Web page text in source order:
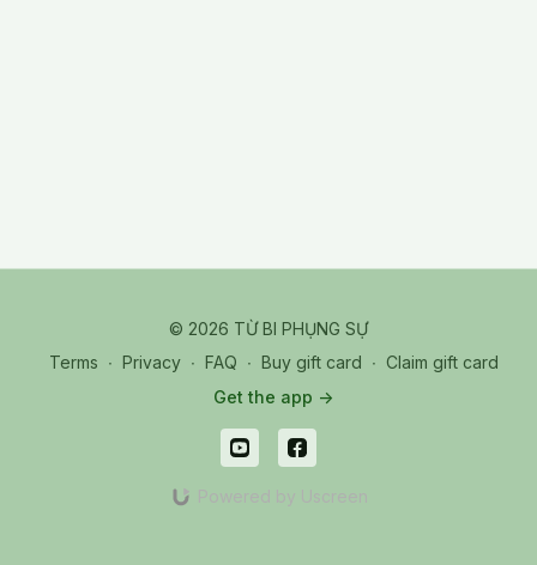
© 2026 TỪ BI PHỤNG SỰ
Terms ∙ Privacy ∙ FAQ ∙ Buy gift card ∙ Claim gift card
Get the app ->
Powered by Uscreen